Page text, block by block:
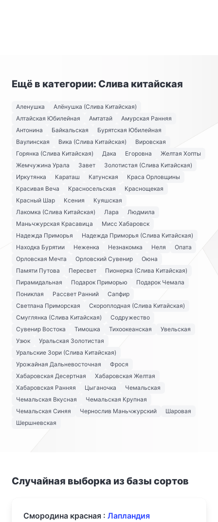
Ещё в категории: Слива китайская
Аленушка
Алёнушка (Слива Китайская)
Алтайская Юбилейная
Амтатай
Амурская Ранняя
Антонина
Байкальская
Бурятская Юбилейная
Ваулинская
Вика (Слива Китайская)
Вировская
Горянка (Слива Китайская)
Дака Егоровна
Желтая Хопты
Жемчужина Урала
Завет
Золотистая (Слива Китайская)
Иркутянка
Караташ Катунская
Краса Орловщины
Красивая Веча
Красносельская
Краснощекая
Красный Шар
Ксения
Куяшская
Лакомка (Слива Китайская)
Лара
Людмила
Маньчжурская Красавица
Мисс Хабаровск
Надежда Приморья
Надежда Приморья (Слива Китайская)
Находка Бурятии
Неженка Незнакомка Неля
Опата
Орловская Мечта
Орловский Сувенир
Оюна
Памяти Путова
Пересвет
Пионерка (Слива Китайская)
Пирамидальная
Подарок Приморью
Подарок Чемала
Пониклая
Рассвет Ранний
Сапфир
Светлана Приморская
Скороплодная (Слива Китайская)
Смуглянка (Слива Китайская)
Содружество
Сувенир Востока
Тимошка Тихоокеанская
Увельская
Узюк
Уральская Золотистая
Уральские Зори (Слива Китайская)
Урожайная Дальневосточная
Фрося
Хабаровская Десертная
Хабаровская Желтая
Хабаровская Ранняя
Цыганочка
Чемальская
Чемальская Вкусная
Чемальская Крупная
Чемальская Синяя
Чернослив Маньчжурский
Шаровая
Шершневская
Случайная выборка из базы сортов
Смородина красная : Лапландия